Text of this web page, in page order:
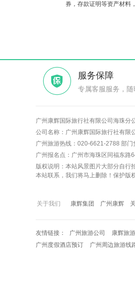
券，存款证明等资产材料
服务保障
专属客服服务，
广州康辉国际旅行社有限公司海珠分
公司名称：广州康辉国际旅行社有限
广州旅游热线：020-6621-2788 部
广州报名点：广州市海珠区同福东路
版权说明：本站风景图片大部分自行
本站联系，我们将马上删除！保护版
关于我们 康辉集团 广州康辉
友情链接 广州旅游公司 康辉旅
广州度假酒店预订
广州周边旅游线